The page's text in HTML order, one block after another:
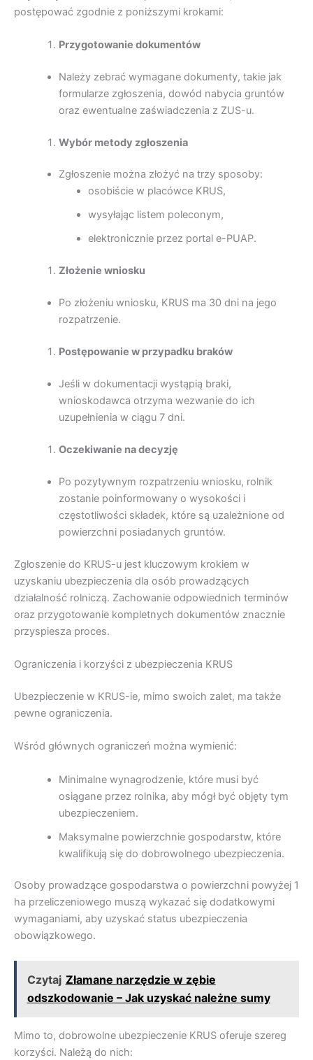
postępować zgodnie z poniższymi krokami:
Przygotowanie dokumentów
Należy zebrać wymagane dokumenty, takie jak
formularze zgłoszenia, dowód nabycia gruntów
oraz ewentualne zaświadczenia z ZUS-u.
Wybór metody zgłoszenia
Zgłoszenie można złożyć na trzy sposoby:
osobiście w placówce KRUS,
wysyłając listem poleconym,
elektronicznie przez portal e-PUAP.
Złożenie wniosku
Po złożeniu wniosku, KRUS ma 30 dni na jego
rozpatrzenie.
Postępowanie w przypadku braków
Jeśli w dokumentacji wystąpią braki,
wnioskodawca otrzyma wezwanie do ich
uzupełnienia w ciągu 7 dni.
Oczekiwanie na decyzję
Po pozytywnym rozpatrzeniu wniosku, rolnik
zostanie poinformowany o wysokości i
częstotliwości składek, które są uzależnione od
powierzchni posiadanych gruntów.
Zgłoszenie do KRUS-u jest kluczowym krokiem w
uzyskaniu ubezpieczenia dla osób prowadzących
działalność rolniczą. Zachowanie odpowiednich terminów
oraz przygotowanie kompletnych dokumentów znacznie
przyspiesza proces.
Ograniczenia i korzyści z ubezpieczenia KRUS
Ubezpieczenie w KRUS-ie, mimo swoich zalet, ma także
pewne ograniczenia.
Wśród głównych ograniczeń można wymienić:
Minimalne wynagrodzenie, które musi być
osiągane przez rolnika, aby mógł być objęty tym
ubezpieczeniem.
Maksymalne powierzchnie gospodarstw, które
kwalifikują się do dobrowolnego ubezpieczenia.
Osoby prowadzące gospodarstwa o powierzchni powyżej 1
ha przeliczeniowego muszą wykazać się dodatkowymi
wymaganiami, aby uzyskać status ubezpieczenia
obowiązkowego.
Czytaj Złamane narzędzie w zębie
odszkodowanie – Jak uzyskać należne sumy
Mimo to, dobrowolne ubezpieczenie KRUS oferuje szereg
korzyści. Należą do nich: